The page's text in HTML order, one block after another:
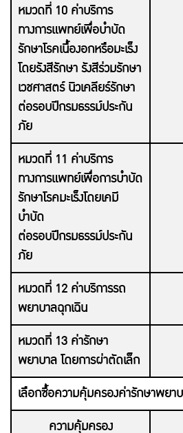
หมวดที่ 10 ค่าบริการ
ทางการแพทย์เพื่อบำบัด
รักษาโรคเนื้องอกหรือมะเร็ง
โดยรังสีรักษา รังสีร่วมรักษา
เวชศาสตร์ นิวเคลียร์รักษา
ต่อรอบปีกรมธรรม์ประกัน
ภัย
หมวดที่ 11 ค่าบริการ
ทางการแพทย์เพื่อการบำบัด
รักษาโรคมะเร็งโดยเคมี
บำบัด
ต่อรอบปีกรมธรรม์ประกัน
ภัย
หมวดที่ 12 ค่าบริการรถ
พยาบาลฉุกเฉิน
หมวดที่ 13 ค่ารักษา
พยาบาล โดยการผ่าตัดเล็ก
เลือกซื้อความคุ้มครองค่ารักษาพย
ความคุ้มครอง